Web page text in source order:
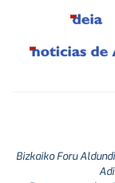
Bizkaiko Foru